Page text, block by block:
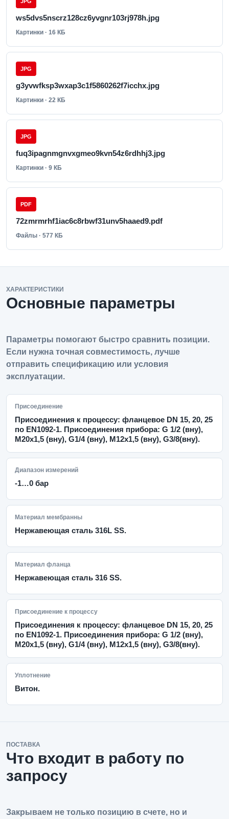
ws5dvs5nscrz128cz6yvgnr103rj978h.jpg
Картинки · 16 КБ
JPG
g3yvwfksp3wxap3c1f5860262f7icchx.jpg
Картинки · 22 КБ
JPG
fuq3ipagnmgnvxgmeo9kvn54z6rdhhj3.jpg
Картинки · 9 КБ
PDF
72zmrmrhf1iac6c8rbwf31unv5haaed9.pdf
Файлы · 577 КБ
ХАРАКТЕРИСТИКИ
Основные параметры
Параметры помогают быстро сравнить позиции.
Если нужна точная совместимость, лучше
отправить спецификацию или условия
эксплуатации.
Присоединение
Присоединения к процессу: фланцевое DN 15, 20, 25
по EN1092-1. Присоединения прибора: G 1/2 (вну),
М20х1,5 (вну), G1/4 (вну), М12х1,5 (вну), G3/8(вну).
Диапазон измерений
-1…0 бар
Материал мембранны
Нержавеющая сталь 316L SS.
Материал фланца
Нержавеющая сталь 316 SS.
Присоединение к процессу
Присоединения к процессу: фланцевое DN 15, 20, 25
по EN1092-1. Присоединения прибора: G 1/2 (вну),
М20х1,5 (вну), G1/4 (вну), М12х1,5 (вну), G3/8(вну).
Уплотнение
Витон.
ПОСТАВКА
Что входит в работу по
запросу
Закрываем не только позицию в счете, но и